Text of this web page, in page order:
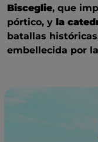
Bisceglie, que
pórtico, y la
batallas
embellecida por